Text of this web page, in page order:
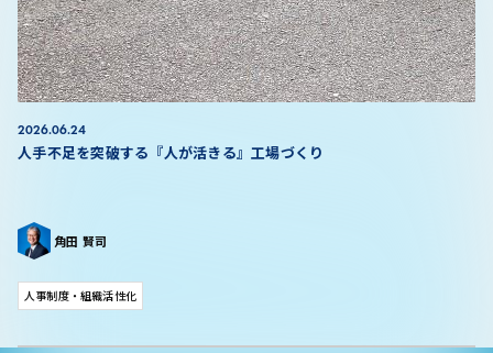
2026.06.24
人手不足を突破する『人が活きる』工場づくり
角田 賢司
人事制度・組織活性化